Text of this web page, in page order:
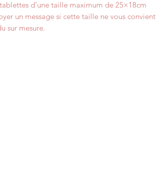
d’une taille maximum de 25×18cm
un message si cette taille ne vous convient
sur mesure.